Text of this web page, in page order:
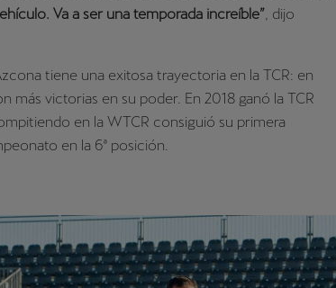
Va a ser una temporada increíble” , dijo
tiene una exitosa trayectoria en la TCR: en
victorias en su poder. En 2018 ganó la TCR
en la WTCR consiguió su primera
en la 6ª posición.